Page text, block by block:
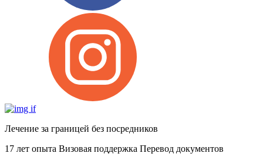
Лечение за границей без посредников
17 лет опыта Визовая поддержка Перевод документов